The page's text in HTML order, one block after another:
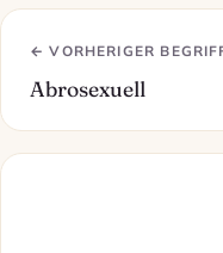
← VORHERIGER
Abrosexuell